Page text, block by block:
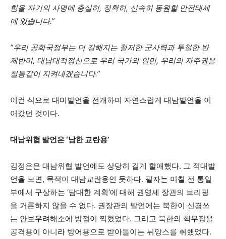
힘을 자기의 사명에 충실히, 정확히, 신속히 동원할 만전태세
에 있습니다.”
“우리 공화국정부는 더 강해지는 철저한 군사력과 투철한 반
제반미, 대남대적정신으로 우리 국가와 인민, 우리의 자주권을
철통같이 지켜내겠습니다.”
이런 식으로 대미발언을 전개하며 자연스럽게 대남발언을 이
어갔던 것이다.
대남위협 발언은‘남한 교란용’
김정은은 대남위협 발언에도 상당히 길게 할애했다. 그 적대발
언을 보면, 목적이 대남교란용인 듯하다. 필자는 며칠 전 통일
부에서 구상하는 ‘담대한 계획’에 대해 권영세 장관의 브리핑
을 거론하지 않을 수 없다. 권장관의 발언에는 북한이 신경쓰
는 안보우려해소에 방점이 찍혔었다. 그리고 북한의 핵무장을
공격용이 아니라 방어용으로 받아들이는 뉘앙스를 취했었다.